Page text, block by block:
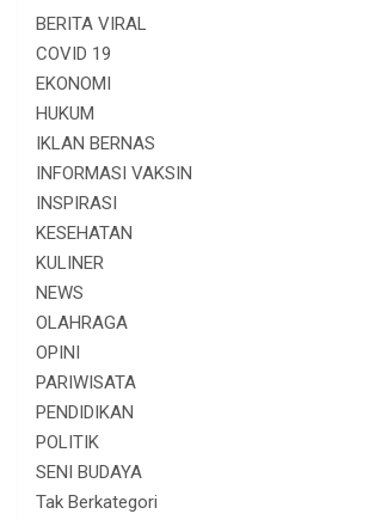
BERITA VIRAL
COVID 19
EKONOMI
HUKUM
IKLAN BERNAS
INFORMASI VAKSIN
INSPIRASI
KESEHATAN
KULINER
NEWS
OLAHRAGA
OPINI
PARIWISATA
PENDIDIKAN
POLITIK
SENI BUDAYA
Tak Berkategori